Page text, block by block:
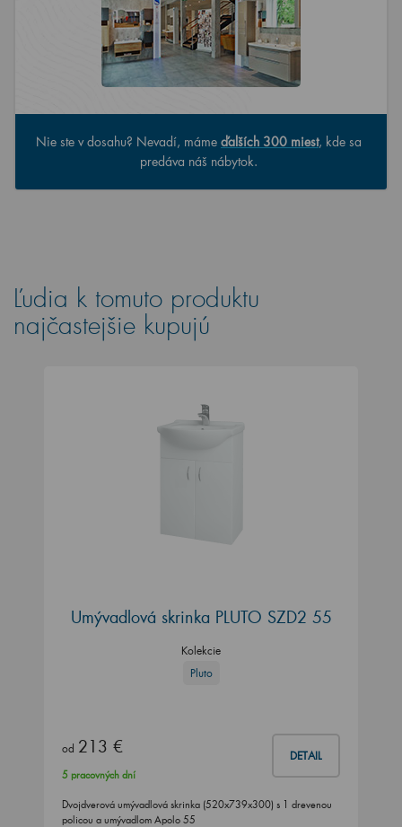
Nie ste v dosahu? Nevadí, máme ďalších 300 miest, kde sa
predáva náš nábytok.
Ľudia k tomuto produktu
najčastejšie kupujú
Umývadlová skrinka PLUTO SZD2 55
Kolekcie
Pluto
od 213 € DETAIL
5 pracovných dní
Dvojdverová umývadlová skrinka (520x739x300) s 1 drevenou
policou a umývadlom Apolo 55